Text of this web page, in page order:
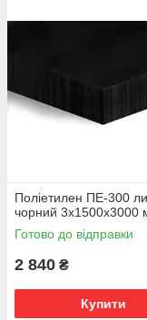
стиковому апараті.
обробки, не дають
контур будь-якої
(електролобзик,
піддавати
Поліетилен ПЕ-300
чорний 3х1500х3000
Готово до відправки
2 840 ₴
Купити